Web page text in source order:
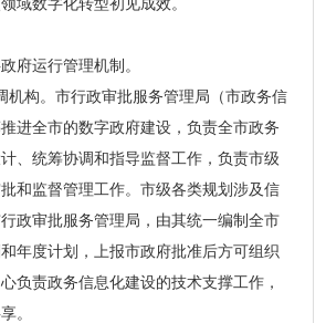
域数字化转型初见成效。
政府运行管理机制。
机构。市行政审批服务管理局（市政务信
进全市的数字政府建设，负责全市政务
、统筹协调和指导监督工作，负责市级
和监督管理工作。市级各类规划涉及信
政审批服务管理局，由其统一编制全市
年度计划，上报市政府批准后方可组织
负责政务信息化建设的技术支撑工作，
。